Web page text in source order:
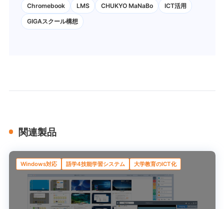
Chromebook LMS CHUKYO MaNaBo ICT活用
GIGAスクール構想
関連製品
Windows対応 語学4技能学習システム 大学教育のICT化